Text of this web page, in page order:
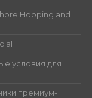
Hopping and
условия для
премиум-